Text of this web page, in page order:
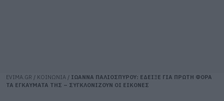
EVIMA.GR / ΚΟΙΝΩΝΙΑ / ΙΩΑΝΝΑ ΠΑΛΙΟΣΠΥΡΟΥ: ΕΔΕΙΞΕ ΓΙΑ ΠΡΩΤΗ ΦΟΡΑ
ΤΑ ΕΓΚΑΥΜΑΤΑ ΤΗΣ – ΣΥΓΚΛΟΝΙΖΟΥΝ ΟΙ ΕΙΚΟΝΕΣ